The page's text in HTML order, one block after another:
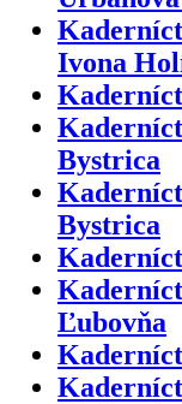
Ivona
Bystrica
Bystrica
Ľubovňa